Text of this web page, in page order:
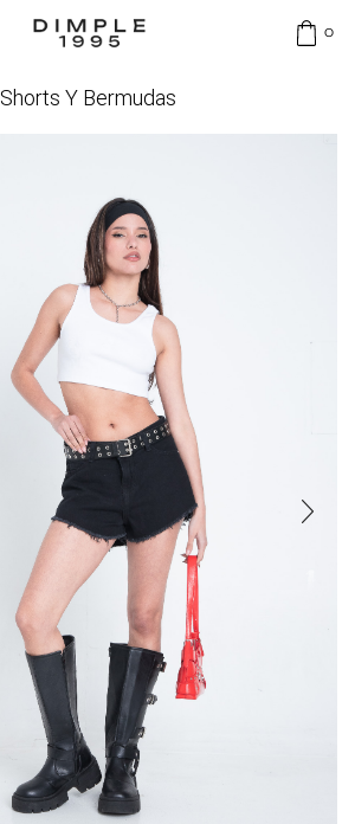
0
Shorts Y Bermudas